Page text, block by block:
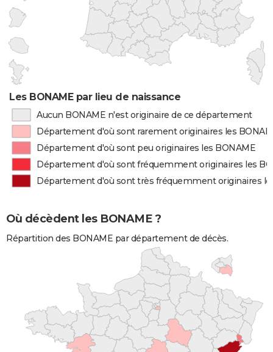
Les BONAME par lieu de naissance
Aucun BONAME n'est originaire de ce département
Département d'où sont rarement originaires les
Département d'où sont peu originaires les BONAME
Département d'où sont fréquemment originaires les
Département d'où sont très fréquemment originaires
Où décèdent les BONAME ?
Répartition des BONAME par département de décès.